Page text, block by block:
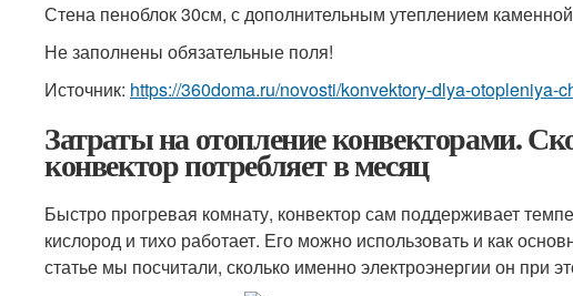
Стена пеноблок 30см, с дополнительным утеплением
Не заполнены обязательные поля!
Источник: https://360doma.ru/novosti/konvektory-dlya-
Затраты на отопление конвекторами.
конвектор потребляет в месяц
Быстро прогревая комнату, конвектор сам поддерживает
кислород и тихо работает. Его можно использовать и как
статье мы посчитали, сколько именно электроэнергии он при